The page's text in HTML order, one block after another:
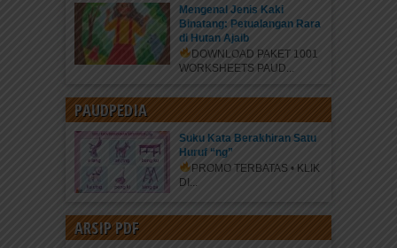
Mengenal Jenis Kaki
Binatang: Petualangan Rara
di Hutan Ajaib
DOWNLOAD PAKET 1001
WORKSHEETS PAUD...
PAUDPEDIA
Suku Kata Berakhiran Satu
Huruf “ng”
PROMO TERBATAS • KLIK
DI...
ARSIP PDF